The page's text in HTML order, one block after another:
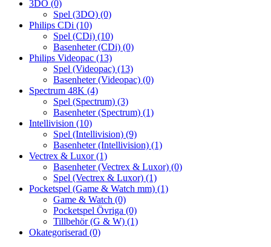
3DO (0)
Spel (3DO) (0)
Philips CDi (10)
Spel (CDi) (10)
Basenheter (CDi) (0)
Philips Videopac (13)
Spel (Videopac) (13)
Basenheter (Videopac) (0)
Spectrum 48K (4)
Spel (Spectrum) (3)
Basenheter (Spectrum) (1)
Intellivision (10)
Spel (Intellivision) (9)
Basenheter (Intellivision) (1)
Vectrex & Luxor(1)
Basenheter (Vectrex & Luxor) (0)
Spel (Vectrex & Luxor) (1)
Pocketspel (Game & Watch mm) (1)
Game & Watch (0)
Pocketspel Övriga (0)
Tillbehör (G & W) (1)
Okategoriserad (0)